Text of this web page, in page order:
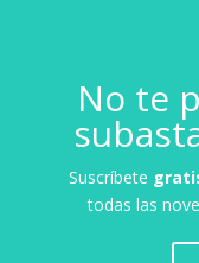
No te
Suscríbete
todas las